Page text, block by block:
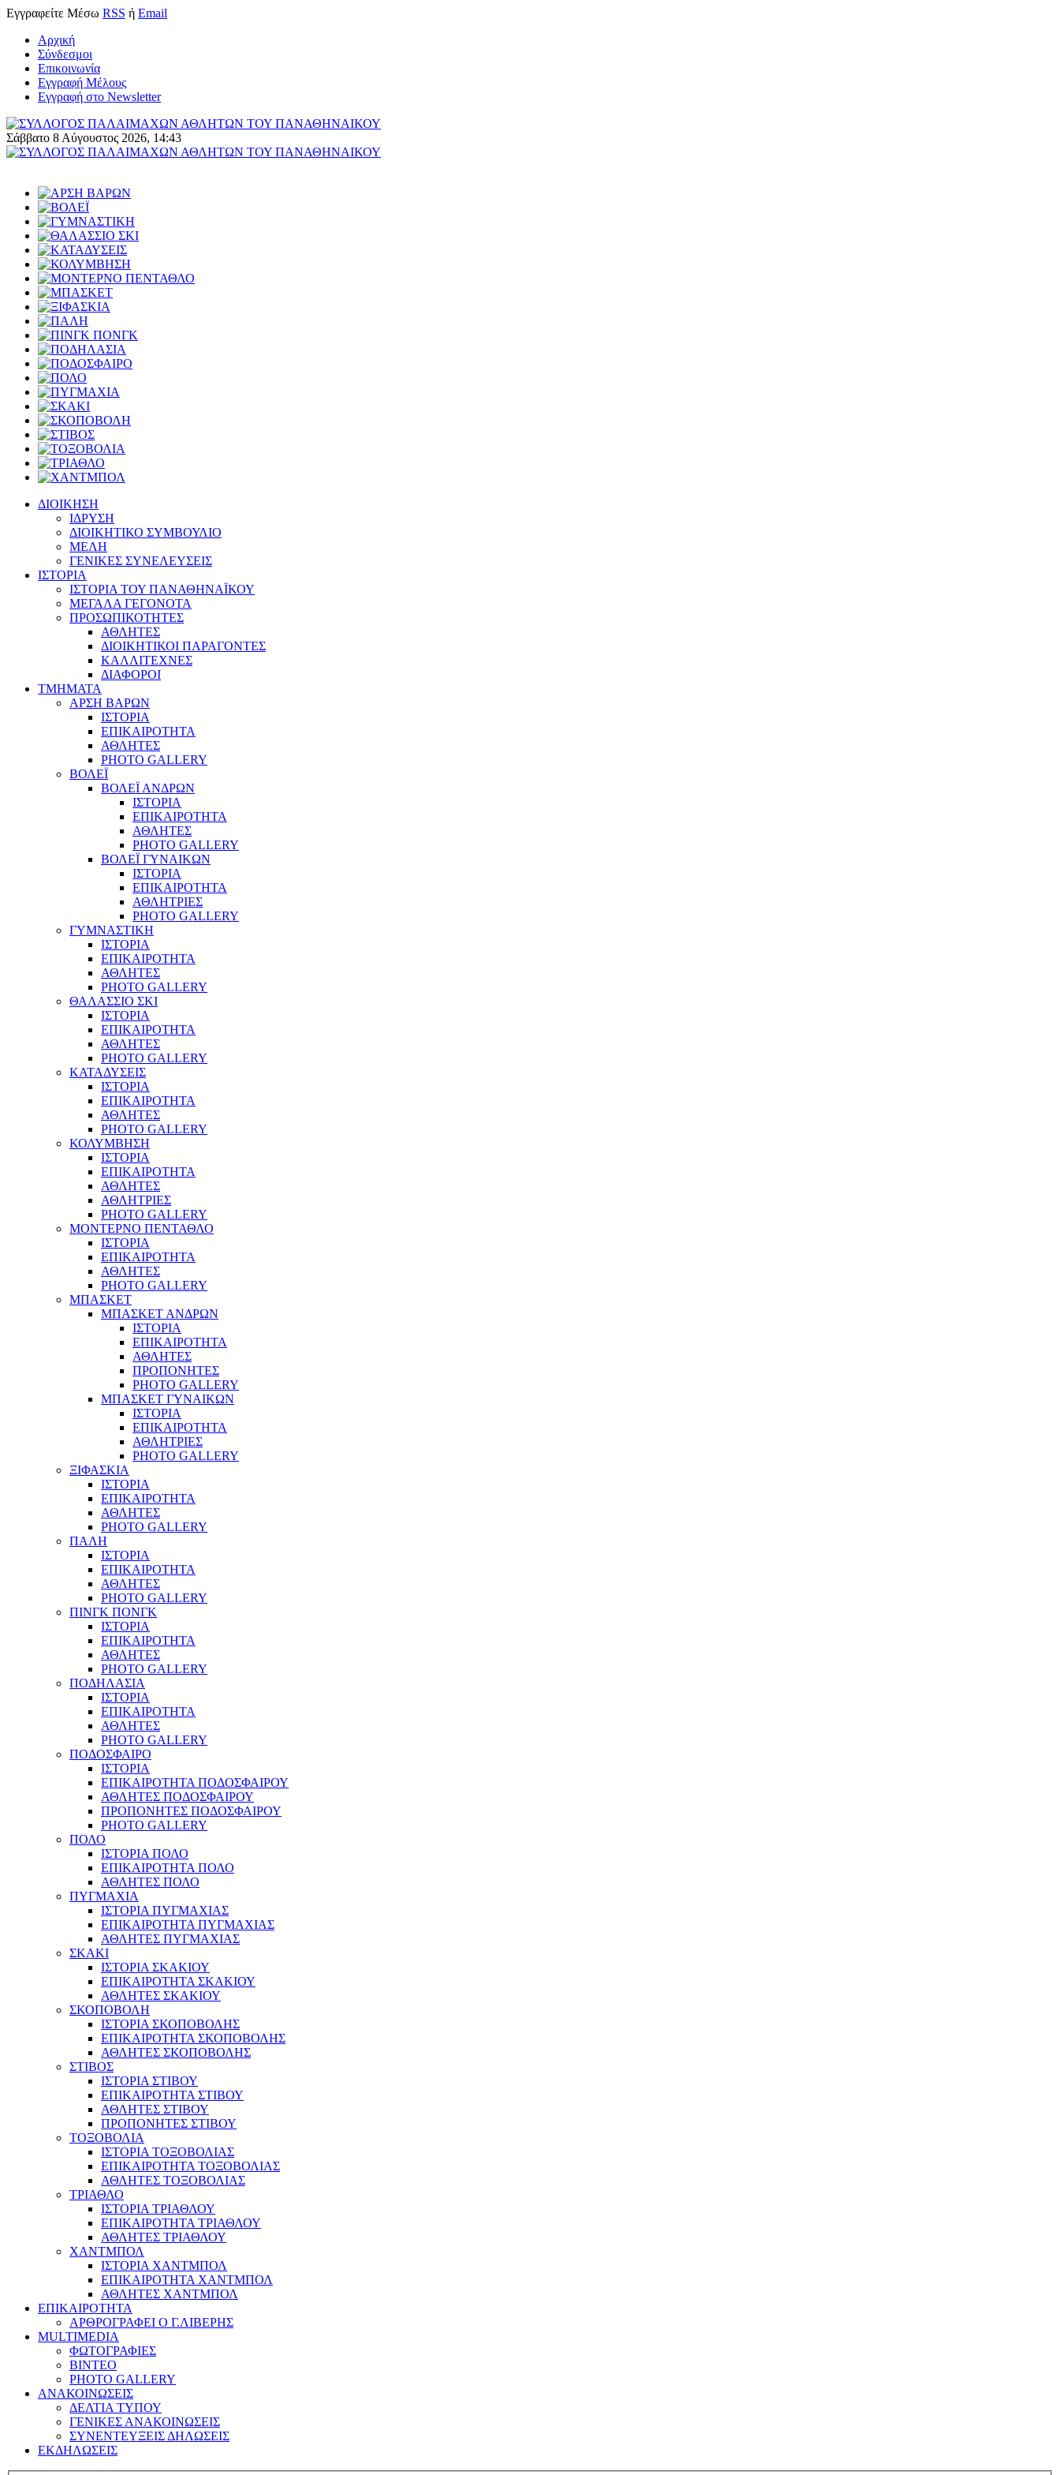
Εγγραφείτε Μέσω RSS ή Email
Αρχική
Σύνδεσμοι
Επικοινωνία
Εγγραφή Μέλους
Εγγραφή στο Newsletter
Σάββατο 8 Αύγουστος 2026, 14:43
ΔΙΟΙΚΗΣΗ
ΙΔΡΥΣΗ
ΔΙΟΙΚΗΤΙΚΟ ΣΥΜΒΟΥΛΙΟ
ΜΕΛΗ
ΓΕΝΙΚΕΣ ΣΥΝΕΛΕΥΣΕΙΣ
ΙΣΤΟΡΙΑ
ΙΣΤΟΡΙΑ ΤΟΥ ΠΑΝΑΘΗΝΑΪΚΟΥ
ΜΕΓΑΛΑ ΓΕΓΟΝΟΤΑ
ΠΡΟΣΩΠΙΚΟΤΗΤΕΣ
ΑΘΛΗΤΕΣ
ΔΙΟΙΚΗΤΙΚΟΙ ΠΑΡΑΓΟΝΤΕΣ
ΚΑΛΛΙΤΕΧΝΕΣ
ΔΙΑΦΟΡΟΙ
ΤΜΗΜΑΤΑ
ΑΡΣΗ ΒΑΡΩΝ
ΙΣΤΟΡΙΑ
ΕΠΙΚΑΙΡΟΤΗΤΑ
ΑΘΛΗΤΕΣ
PHOTO GALLERY
ΒΟΛΕΪ
ΒΟΛΕΪ ΑΝΔΡΩΝ
ΙΣΤΟΡΙΑ
ΕΠΙΚΑΙΡΟΤΗΤΑ
ΑΘΛΗΤΕΣ
PHOTO GALLERY
ΒΟΛΕΪ ΓΥΝΑΙΚΩΝ
ΙΣΤΟΡΙΑ
ΕΠΙΚΑΙΡΟΤΗΤΑ
ΑΘΛΗΤΡΙΕΣ
PHOTO GALLERY
ΓΥΜΝΑΣΤΙΚΗ
ΙΣΤΟΡΙΑ
ΕΠΙΚΑΙΡΟΤΗΤΑ
ΑΘΛΗΤΕΣ
PHOTO GALLERY
ΘΑΛΑΣΣΙΟ ΣΚΙ
ΙΣΤΟΡΙΑ
ΕΠΙΚΑΙΡΟΤΗΤΑ
ΑΘΛΗΤΕΣ
PHOTO GALLERY
ΚΑΤΑΔΥΣΕΙΣ
ΙΣΤΟΡΙΑ
ΕΠΙΚΑΙΡΟΤΗΤΑ
ΑΘΛΗΤΕΣ
PHOTO GALLERY
ΚΟΛΥΜΒΗΣΗ
ΙΣΤΟΡΙΑ
ΕΠΙΚΑΙΡΟΤΗΤΑ
ΑΘΛΗΤΕΣ
ΑΘΛΗΤΡΙΕΣ
PHOTO GALLERY
ΜΟΝΤΕΡΝΟ ΠΕΝΤΑΘΛΟ
ΙΣΤΟΡΙΑ
ΕΠΙΚΑΙΡΟΤΗΤΑ
ΑΘΛΗΤΕΣ
PHOTO GALLERY
ΜΠΑΣΚΕΤ
ΜΠΑΣΚΕΤ ΑΝΔΡΩΝ
ΙΣΤΟΡΙΑ
ΕΠΙΚΑΙΡΟΤΗΤΑ
ΑΘΛΗΤΕΣ
ΠΡΟΠΟΝΗΤΕΣ
PHOTO GALLERY
ΜΠΑΣΚΕΤ ΓΥΝΑΙΚΩΝ
ΙΣΤΟΡΙΑ
ΕΠΙΚΑΙΡΟΤΗΤΑ
ΑΘΛΗΤΡΙΕΣ
PHOTO GALLERY
ΞΙΦΑΣΚΙΑ
ΙΣΤΟΡΙΑ
ΕΠΙΚΑΙΡΟΤΗΤΑ
ΑΘΛΗΤΕΣ
PHOTO GALLERY
ΠΑΛΗ
ΙΣΤΟΡΙΑ
ΕΠΙΚΑΙΡΟΤΗΤΑ
ΑΘΛΗΤΕΣ
PHOTO GALLERY
ΠΙΝΓΚ ΠΟΝΓΚ
ΙΣΤΟΡΙΑ
ΕΠΙΚΑΙΡΟΤΗΤΑ
ΑΘΛΗΤΕΣ
PHOTO GALLERY
ΠΟΔΗΛΑΣΙΑ
ΙΣΤΟΡΙΑ
ΕΠΙΚΑΙΡΟΤΗΤΑ
ΑΘΛΗΤΕΣ
PHOTO GALLERY
ΠΟΔΟΣΦΑΙΡΟ
ΙΣΤΟΡΙΑ
ΕΠΙΚΑΙΡΟΤΗΤΑ ΠΟΔΟΣΦΑΙΡΟΥ
ΑΘΛΗΤΕΣ ΠΟΔΟΣΦΑΙΡΟΥ
ΠΡΟΠΟΝΗΤΕΣ ΠΟΔΟΣΦΑΙΡΟΥ
PHOTO GALLERY
ΠΟΛΟ
ΙΣΤΟΡΙΑ ΠΟΛΟ
ΕΠΙΚΑΙΡΟΤΗΤΑ ΠΟΛΟ
ΑΘΛΗΤΕΣ ΠΟΛΟ
ΠΥΓΜΑΧΙΑ
ΙΣΤΟΡΙΑ ΠΥΓΜΑΧΙΑΣ
ΕΠΙΚΑΙΡΟΤΗΤΑ ΠΥΓΜΑΧΙΑΣ
ΑΘΛΗΤΕΣ ΠΥΓΜΑΧΙΑΣ
ΣΚΑΚΙ
ΙΣΤΟΡΙΑ ΣΚΑΚΙΟΥ
ΕΠΙΚΑΙΡΟΤΗΤΑ ΣΚΑΚΙΟΥ
ΑΘΛΗΤΕΣ ΣΚΑΚΙΟΥ
ΣΚΟΠΟΒΟΛΗ
ΙΣΤΟΡΙΑ ΣΚΟΠΟΒΟΛΗΣ
ΕΠΙΚΑΙΡΟΤΗΤΑ ΣΚΟΠΟΒΟΛΗΣ
ΑΘΛΗΤΕΣ ΣΚΟΠΟΒΟΛΗΣ
ΣΤΙΒΟΣ
ΙΣΤΟΡΙΑ ΣΤΙΒΟΥ
ΕΠΙΚΑΙΡΟΤΗΤΑ ΣΤΙΒΟΥ
ΑΘΛΗΤΕΣ ΣΤΙΒΟΥ
ΠΡΟΠΟΝΗΤΕΣ ΣΤΙΒΟΥ
ΤΟΞΟΒΟΛΙΑ
ΙΣΤΟΡΙΑ ΤΟΞΟΒΟΛΙΑΣ
ΕΠΙΚΑΙΡΟΤΗΤΑ ΤΟΞΟΒΟΛΙΑΣ
ΑΘΛΗΤΕΣ ΤΟΞΟΒΟΛΙΑΣ
ΤΡΙΑΘΛΟ
ΙΣΤΟΡΙΑ ΤΡΙΑΘΛΟΥ
ΕΠΙΚΑΙΡΟΤΗΤΑ ΤΡΙΑΘΛΟΥ
ΑΘΛΗΤΕΣ ΤΡΙΑΘΛΟΥ
ΧΑΝΤΜΠΟΛ
ΙΣΤΟΡΙΑ ΧΑΝΤΜΠΟΛ
ΕΠΙΚΑΙΡΟΤΗΤΑ ΧΑΝΤΜΠΟΛ
ΑΘΛΗΤΕΣ ΧΑΝΤΜΠΟΛ
ΕΠΙΚΑΙΡΟΤΗΤΑ
ΑΡΘΡΟΓΡΑΦΕΙ Ο Γ.ΛΙΒΕΡΗΣ
MULTIMEDIA
ΦΩΤΟΓΡΑΦΙΕΣ
ΒΙΝΤΕΟ
PHOTO GALLERY
ΑΝΑΚΟΙΝΩΣΕΙΣ
ΔΕΛΤΙΑ ΤΥΠΟΥ
ΓΕΝΙΚΕΣ ΑΝΑΚΟΙΝΩΣΕΙΣ
ΣΥΝΕΝΤΕΥΞΕΙΣ ΔΗΛΩΣΕΙΣ
ΕΚΔΗΛΩΣΕΙΣ